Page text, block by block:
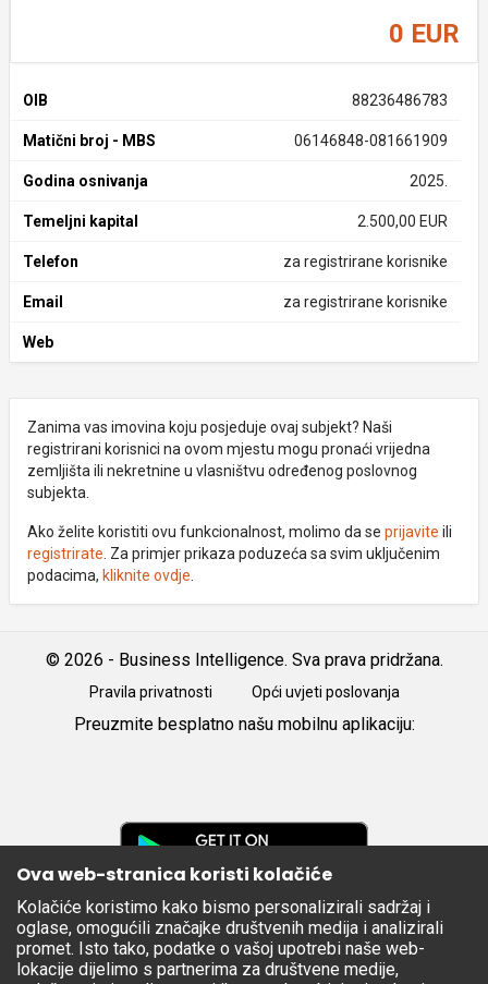
0 EUR
OIB 88236486783
Matični broj - MBS 06146848-081661909
Godina osnivanja 2025.
Temeljni kapital 2.500,00 EUR
Telefon za registrirane korisnike
Email za registrirane korisnike
Web
Zanima vas imovina koju posjeduje ovaj subjekt? Naši
registrirani korisnici na ovom mjestu mogu pronaći vrijedna
zemljišta ili nekretnine u vlasništvu određenog poslovnog
subjekta.
Ako želite koristiti ovu funkcionalnost, molimo da se prijavite ili
registrirate . Za primjer prikaza poduzeća sa svim uključenim
podacima, kliknite ovdje
© 2026 - Business Intelligence. Sva prava pridržana.
Pravila privatnosti Opći uvjeti poslovanja
Preuzmite besplatno našu mobilnu aplikaciju:
Apple
Store
Ova web-stranica koristi kolačiće
Kolačiće koristimo kako bismo personalizirali sadržaj i
oglase, omogućili značajke društvenih medija i analizirali
promet. Isto tako, podatke o vašoj upotrebi naše web-
lokacije dijelimo s partnerima za društvene medije,